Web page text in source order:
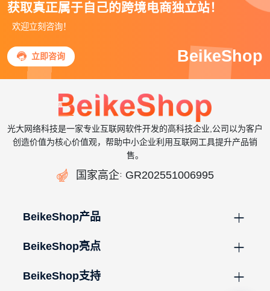
获取真正属于自己的跨境电商独立站！
欢迎立刻咨询！
 立即咨询 BeikeShop
光大网络科技是一家专业互联网软件开发的高科技企业,公司以为客户
创造价值为核心价值观，帮助中小企业利用互联网工具提升产品销
售。
 国家高企： GR202551006995
BeikeShop产品
BeikeShop亮点
BeikeShop支持